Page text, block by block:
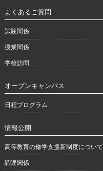
よくあるご質問
試験関係
授業関係
学校訪問
オープンキャンパス
日程プログラム
情報公開
高等教育の修学支援新制度について
調達関係